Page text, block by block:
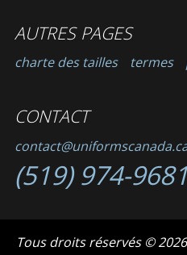
AUTRES PAGES
charte des tailles termes
CONTACT
(519) 974-9681
Tous droits réservés ©